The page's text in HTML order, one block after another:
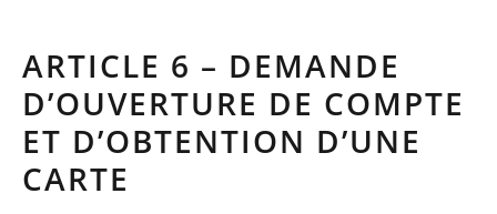
ARTICLE 6 – DEMANDE
D’OUVERTURE DE COMPTE
ET D’OBTENTION D’UNE
CARTE